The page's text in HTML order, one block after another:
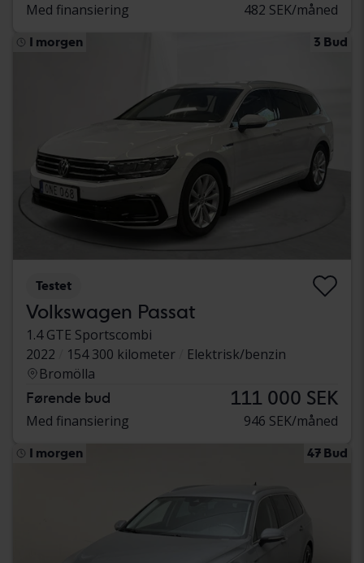
Med finansiering 482 SEK/måned
I morgen 3 Bud
Testet
Volkswagen Passat
1.4 GTE Sportscombi
2022
154 300 kilometer
Elektrisk/benzin
Bromölla
Førende bud 111 000 SEK
Med finansiering 946 SEK/måned
I morgen 47 Bud